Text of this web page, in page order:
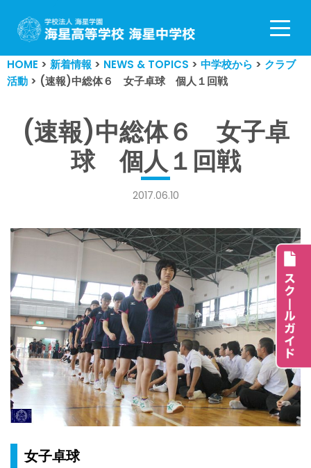
コ
ン
テ
ン
HOME > 新着情報 > NEWS & TOPICS > 中学校から > クラブ
活動 > (速報)中総体６ 女子卓球 個人１回戦
(速報)中総体６ 女子卓
球 個人１回戦
2017.06.10
女子卓球